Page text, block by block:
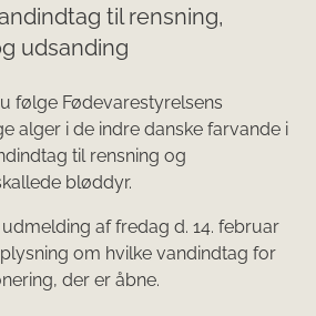
til rensning,
udsanding
følge Fødevarestyrelsens
alger i de indre danske farvande i
til rensning og
bløddyr.
af fredag d. 14. februar
om hvilke vandindtag for
der er åbne.